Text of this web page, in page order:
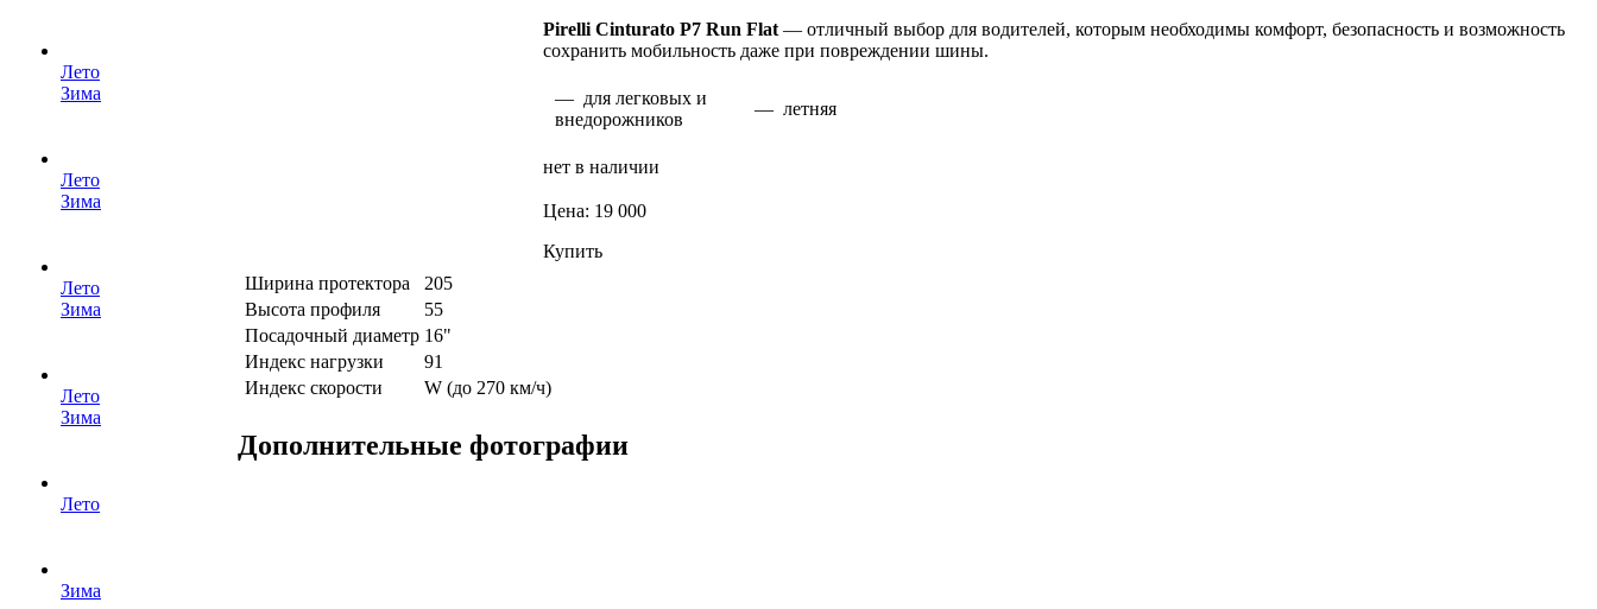
Лето
Зима
Лето
Зима
Лето
Зима
Лето
Зима
Лето
Зима
Pirelli Cinturato P7 Run Flat — отличный выбор для водителей, которым необходимы комфорт, безопасность и возможность
сохранить мобильность даже при повреждении шины.
— для легковых и
внедорожников
— летняя
нет в наличии
Цена: 19 000
Купить
Ширина протектора
205
Высота профиля
55
Посадочный диаметр 16"
Индекс нагрузки
91
Индекс скорости
W (до 270 км/ч)
Дополнительные фотографии